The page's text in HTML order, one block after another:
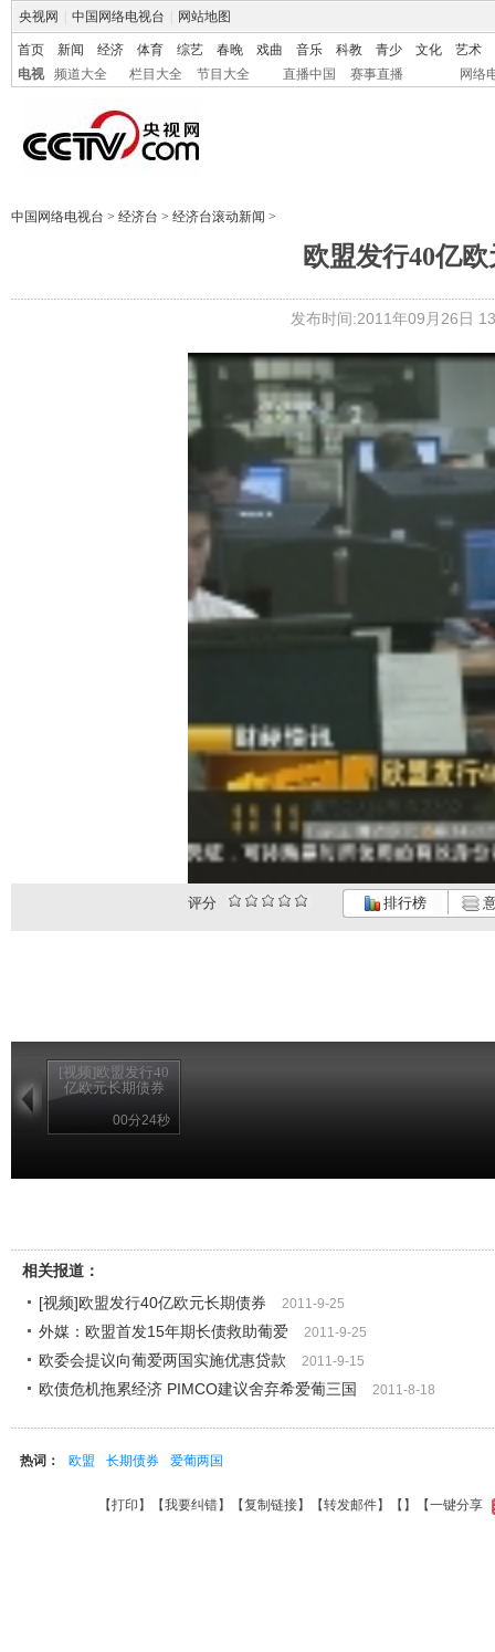
央视网 中国网络电视台 网站地图
首页 新闻 经济 体育 综艺 春晚 戏曲 音乐 科教 青少 文化
艺术
电视
频道大全 栏目大全 节目大全 直播中国 赛事直播 网络
中国网络电视台 > 经济台 > 经济台滚动新闻 >
欧盟发行40亿
发布时间:2011年09月26日
评分 排行榜
[视频]欧盟发行40
亿欧元长期债券
00分24秒
相关报道：
[视频]欧盟发行40亿欧元长期债券
2011-9-25
外媒：欧盟首发15年期长债救助葡爱 2011-9-25
欧委会提议向葡爱两国实施优惠贷款 2011-9-15
欧债危机拖累经济 PIMCO建议舍弃希爱葡三国 2011-8-18
热词： 欧盟 长期债券 爱葡两国
【打印 】【我要纠错】【复制链接】【转发邮件】【 】 【一键分享